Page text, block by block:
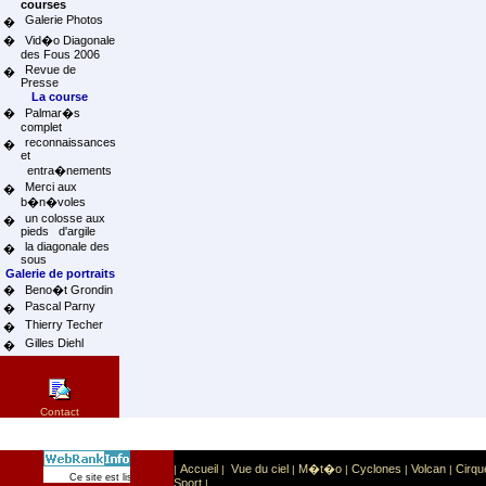
courses
�
Galerie Photos
�
Vid�o Diagonale
des Fous 2006
�
Revue de
Presse
La course
�
Palmar�s
complet
�
reconnaissances
et
entra�nements
�
Merci aux
b�n�voles
�
un colosse aux
pieds d'argile
�
la diagonale des
sous
Galerie de portraits
�
Beno�t Grondin
�
Pascal Parny
�
Thierry Techer
�
Gilles Diehl
Contact
Ce site est list� dans la cat�gorie Sport Sports extr�mes
| Accueil | Vue du ciel | M�t�o | Cyclones | Volcan |
Sport |